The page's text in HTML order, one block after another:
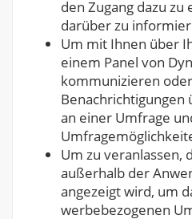
den Zugang dazu
darüber zu
Um mit Ihnen über
einem Panel von
kommunizieren
Benachrichtigungen
an einer Umfrage
Um zu veranlassen,
außerhalb der
angezeigt wird, um
werbebezogenen